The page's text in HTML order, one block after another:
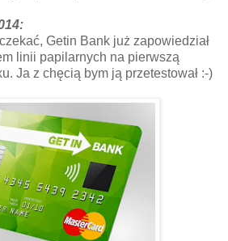
Getin Bank już zapowiedział
linii papilarnych na pierwszą
Ja z chęcią bym ją przetestował :-)